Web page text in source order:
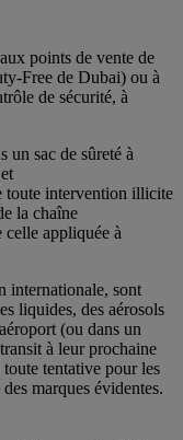
points de vente de
Free de Dubai) ou à
de sécurité, à
un sac de sûreté à
toute intervention illicite
la chaîne
celle appliquée à
internationale, sont
liquides, des aérosols
(ou dans un
à leur prochaine
tentative pour les
marques évidentes.